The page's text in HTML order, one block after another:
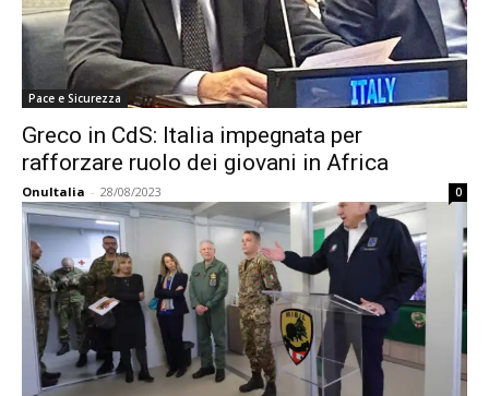
Pace e Sicurezza
Greco in CdS: Italia impegnata per
rafforzare ruolo dei giovani in Africa
OnuItalia - 28/08/2023 0